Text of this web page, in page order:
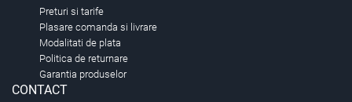
Preturi si tarife
Plasare comanda si livrare
Modalitati de plata
Politica de returnare
Garantia produselor
CONTACT